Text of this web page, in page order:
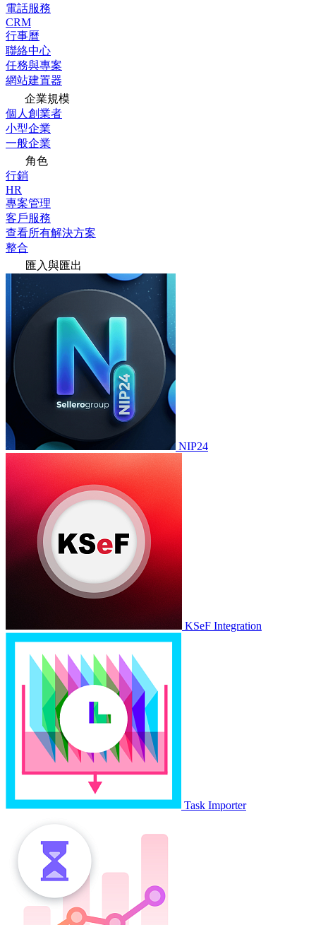
電話服務
CRM
行事曆
聯絡中心
任務與專案
網站建置器
企業規模
個人創業者
小型企業
一般企業
角色
行銷
HR
專案管理
客戶服務
查看所有解決方案
整合
匯入與匯出
NIP24
KSeF Integration
Task Importer